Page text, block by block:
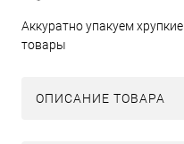
Аккуратно упакуем хрупкие
товары
ОПИСАНИЕ ТОВАРА